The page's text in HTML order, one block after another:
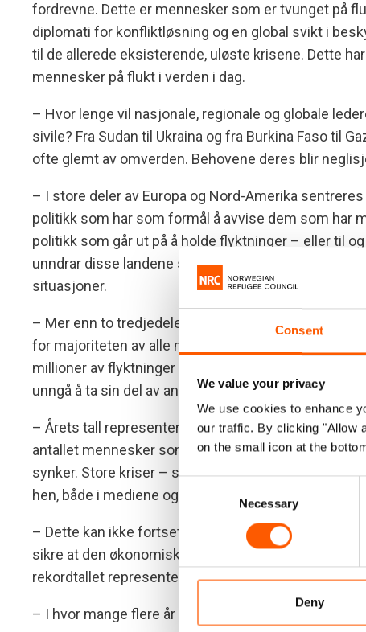
Consent
We value your privacy
We use cookies to enhance
our traffic. By clicking "Allow
on the small icon at the
Necessary
Deny
fordrevne. Dette er mennesker som er tvunget på
diplomati for konfliktløsning og en global svikt i
til de allerede eksisterende, uløste krisene. Dette
mennesker på flukt i verden i dag.
– Hvor lenge vil nasjonale, regionale og globale
sivile? Fra Sudan til Ukraina og fra Burkina Faso til
ofte glemt av omverden. Behovene deres blir
– I store deler av Europa og Nord-Amerika
politikk som har som formål å avvise dem som har
politikk som går ut på å holde flyktninger – eller til
unndrar disse landene seg sitt ansvar, mens
situasjoner.
– Mer enn to tredjedeler av verdens flyktninger
for majoriteten av alle mennesker på flukt. Noen få
millioner av flyktninger til tross for begrensede
unngå å ta sin del av ansvarsfordelingen.
– Årets tall representerer nok en gang en svikt i
antallet mennesker som trenger hjelp øker, ser vi
synker. Store kriser – som i DR Kongo, Sudan eller
hen, både i mediene og blant givere.
– Dette kan ikke fortsette. Vi trenger en fornyet
sikre at den økonomiske støtten står i forhold til
rekordtallet representerer.
– I hvor mange flere år kan disse tallene vokse